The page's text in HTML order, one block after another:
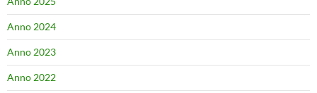
Anno 2024
Anno 2023
Anno 2022